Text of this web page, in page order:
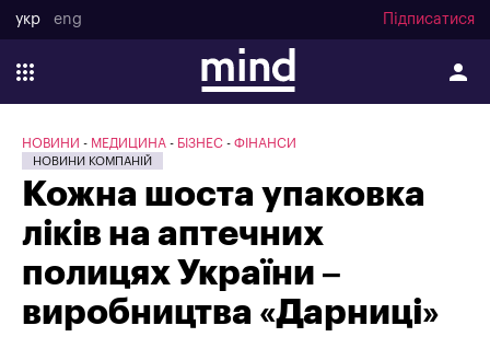
укр eng Підписатися
НОВИНИ МЕДИЦИНА БІЗНЕС ФІНАНСИ
НОВИНИ КОМПАНІЙ
Кожна шоста упаковка
ліків на аптечних
полицях України –
виробництва «Дарниці»